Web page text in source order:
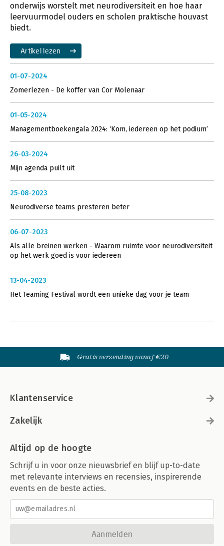
onderwijs worstelt met neurodiversiteit en hoe haar
leervuurmodel ouders en scholen praktische houvast
biedt.
Artikel lezen
01-07-2024
Zomerlezen - De koffer van Cor Molenaar
01-05-2024
Managementboekengala 2024: ‘Kom, iedereen op het podium’
26-03-2024
Mijn agenda puilt uit
25-08-2023
Neurodiverse teams presteren beter
06-07-2023
Als alle breinen werken - Waarom ruimte voor neurodiversiteit
op het werk goed is voor iedereen
13-04-2023
Het Teaming Festival wordt een unieke dag voor je team
Gratis verzending vanaf €20
Klantenservice
Zakelijk
Altijd op de hoogte
Schrijf u in voor onze nieuwsbrief en blijf up-to-date
met relevante interviews en recensies, inspirerende
events en de beste acties.
Aanmelden